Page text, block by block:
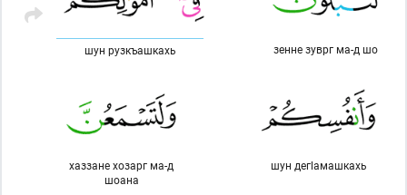
зенне зуврг ма-д шо
шун рузкъашкахь
шун дегlамашкахь
хаззане хозарг ма-д
шоана